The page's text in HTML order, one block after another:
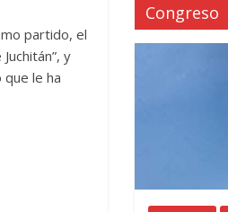
partido, el
y
le ha
Congreso